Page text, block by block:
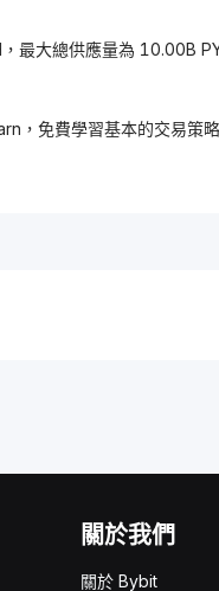
最大總供應量為 10.00B
，免費學習基本的交易策
關於我們
關於 Bybit